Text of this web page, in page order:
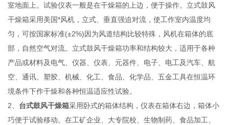
室地面上。试验仪表一般是在干燥箱的上边，便于操作。立式鼓风
干燥箱采用美国*风机，立式、垂直强迫对流，使工作室内温度均
匀，可按国家标准(±2%)因为风道结构比较特殊，风机在箱体的底
部，自然空气对流。立式鼓风干燥箱功率和结构较大，适用于各种
产品或材料及电气、仪器、仪表、元器件、电子、电工及汽车、航
空、通讯、塑胶、机械、化工、食品、化学品、五金工具在恒温环
境条件下作干燥和各种恒温适应性试验。
2、 台式鼓风干燥箱采用卧式的箱体结构，仪表在箱体右边，箱体小
巧便于试验移动。在工矿企业、大专院校、生物制药、食品加工、